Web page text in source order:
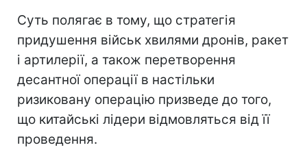
Суть полягає в тому, що стратегія
придушення військ хвилями дронів, ракет
і артилерії, а також перетворення
десантної операції в настільки
ризиковану операцію призведе до того,
що китайські лідери відмовляться від її
проведення.